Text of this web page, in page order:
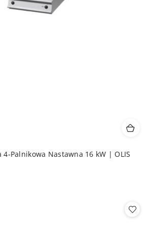
Palnikowa Nastawna 16 kW | OLIS